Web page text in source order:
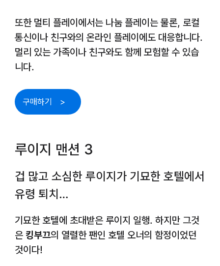
또한 멀티 플레이에서는 나눔 플레이는 물론, 로컬
통신이나 친구와의 온라인 플레이에도 대응합니다.
멀리 있는 가족이나 친구와도 함께 모험할 수 있습
니다.
구매하기
루이지 맨션 3
겁 많고 소심한 루이지가 기묘한 호텔에서
유령 퇴치…
기묘한 호텔에 초대받은 루이지 일행. 하지만 그것
은 킹부끄의 열렬한 팬인 호텔 오너의 함정이었던
것이다!